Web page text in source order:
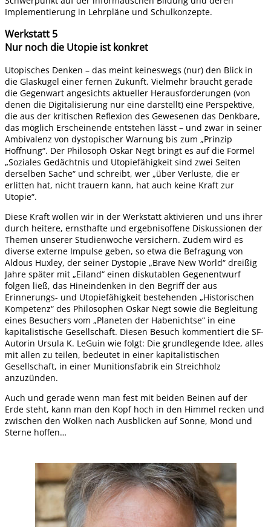
Implementierung in Lehrpläne und Schulkonzepte.
Werkstatt 5
Nur noch die Utopie ist konkret
Utopisches Denken – das meint keineswegs (nur) den Blick in
die Glaskugel einer fernen Zukunft. Vielmehr braucht gerade
die Gegenwart angesichts aktueller Herausforderungen (von
denen die Digitalisierung nur eine darstellt) eine Perspektive,
die aus der kritischen Reflexion des Gewesenen das Denkbare,
das möglich Erscheinende entstehen lässt – und zwar in seiner
Ambivalenz von dystopischer Warnung bis zum „Prinzip
Hoffnung“. Der Philosoph Oskar Negt bringt es auf die Formel
„Soziales Gedächtnis und Utopiefähigkeit sind zwei Seiten
derselben Sache“ und schreibt, wer „über Verluste, die er
erlitten hat, nicht trauern kann, hat auch keine Kraft zur
Utopie“.
Diese Kraft wollen wir in der Werkstatt aktivieren und uns ihrer
durch heitere, ernsthafte und ergebnisoffene Diskussionen der
Themen unserer Studienwoche versichern. Zudem wird es
diverse externe Impulse geben, so etwa die Befragung von
Aldous Huxley, der seiner Dystopie „Brave New World“ dreißig
Jahre später mit „Eiland“ einen diskutablen Gegenentwurf
folgen ließ, das Hineindenken in den Begriff der aus
Erinnerungs- und Utopiefähigkeit bestehenden „Historischen
Kompetenz“ des Philosophen Oskar Negt sowie die Begleitung
eines Besuchers vom „Planeten der Habenichtse“ in eine
kapitalistische Gesellschaft. Diesen Besuch kommentiert die SF-
Autorin Ursula K. LeGuin wie folgt: Die grundlegende Idee, alles
mit allen zu teilen, bedeutet in einer kapitalistischen
Gesellschaft, in einer Munitionsfabrik ein Streichholz
anzuzünden.
Auch und gerade wenn man fest mit beiden Beinen auf der
Erde steht, kann man den Kopf hoch in den Himmel recken und
zwischen den Wolken nach Ausblicken auf Sonne, Mond und
Sterne hoffen…